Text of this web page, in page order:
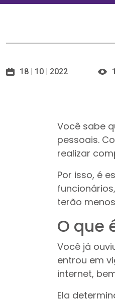
18 | 10 | 2022
Você sabe
pessoais.
realizar
Por isso, é
terão
O que
Você já
entrou em
internet,
Ela